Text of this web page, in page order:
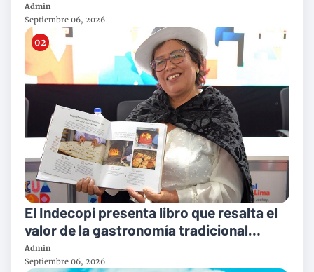
Admin
Septiembre 06, 2026
El Indecopi presenta libro que resalta el
valor de la gastronomía tradicional
peruana
Admin
Septiembre 06, 2026